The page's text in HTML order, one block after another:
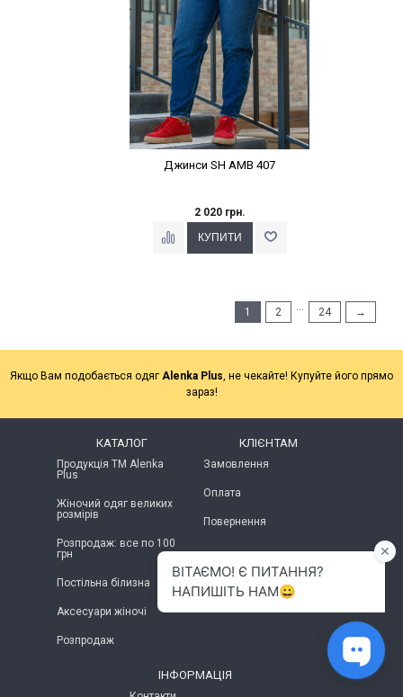
Джинси SH AMB 407
2 020 грн.
1 2 24 →
Якщо Вам подобається одяг Alenka Plus , не чекайте! Купуйте його прямо
зараз!
КАТАЛОГ
Продукція ТМ Alenka
Plus
Жіночий одяг великих
розмірів
Розпродаж: все по 100
грн
Постільна білизна
Аксесуари жіночі
Розпродаж
КЛІЄНТАМ
Замовлення
Оплата
Повернення
ІНФОРМАЦІЯ